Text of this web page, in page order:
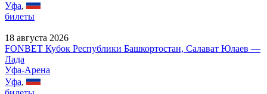
Уфа,
билеты
18 августа 2026
FONBET Кубок Республики Башкортостан, Салават Юлаев —
Лада
Уфа-Арена
Уфа,